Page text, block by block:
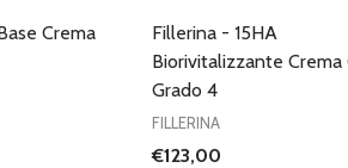
Crema
Fillerina - 15HA
Biorivitalizzante Crema
Grado 4
FILLERINA
€123,00